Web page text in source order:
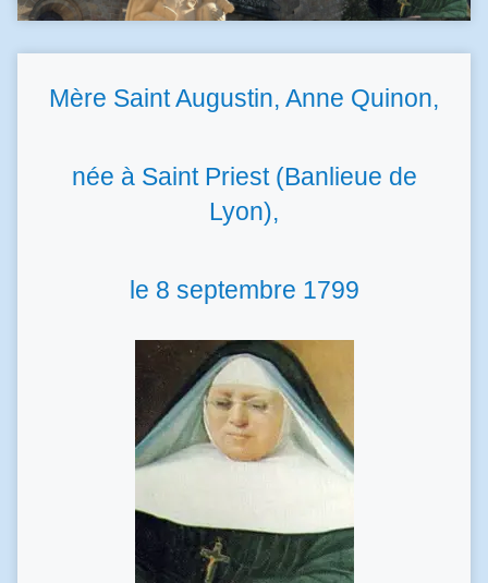
Mère Saint Augustin, Anne Quinon,
née à Saint Priest (Banlieue de
Lyon),
le 8 septembre 1799